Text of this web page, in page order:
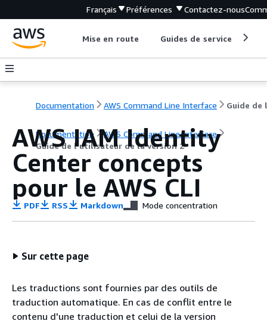
Français Préférences Contactez-nous
Mise en route Guides de service
Documentation AWS Command Line Interface
Documentation
AWS Command Line Interface
Guide de l’utilisateur de la version 2
AWS IAM Identity
Center concepts
pour le AWS CLI
PDF RSS Markdown Mode concentration
Sur cette page
Les traductions sont fournies par des outils de
traduction automatique. En cas de conflit entre le
contenu d'une traduction et celui de la version